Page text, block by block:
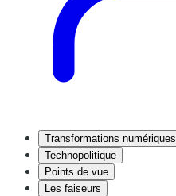
Transformations numériques
Technopolitique
Points de vue
Les faiseurs